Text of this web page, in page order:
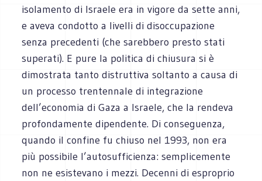
isolamento di Israele era in vigore da sette anni,
e aveva condotto a livelli di disoccupazione
senza precedenti (che sarebbero presto stati
superati). E pure la politica di chiusura si è
dimostrata tanto distruttiva soltanto a causa di
un processo trentennale di integrazione
dell’economia di Gaza a Israele, che la rendeva
profondamente dipendente. Di conseguenza,
quando il confine fu chiuso nel 1993, non era
più possibile l’autosufficienza: semplicemente
non ne esistevano i mezzi. Decenni di esproprio